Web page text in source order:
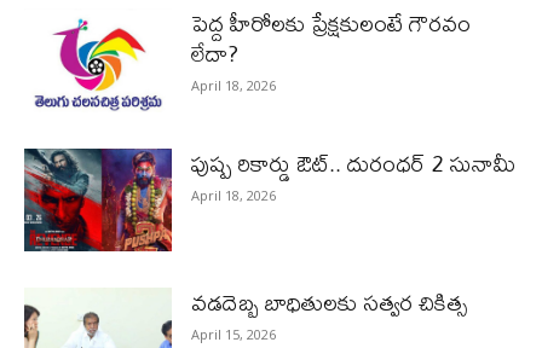
పెద్ద హీరోల‌కు ప్రేక్ష‌కులంటే గౌర‌వం
లేదా?
April 18, 2026
పుష్ప రికార్డు ఔట్‌.. దురంధ‌ర్ 2 సునామీ
April 18, 2026
వడదెబ్బ బాధితులకు సత్వర చికిత్స
April 15, 2026